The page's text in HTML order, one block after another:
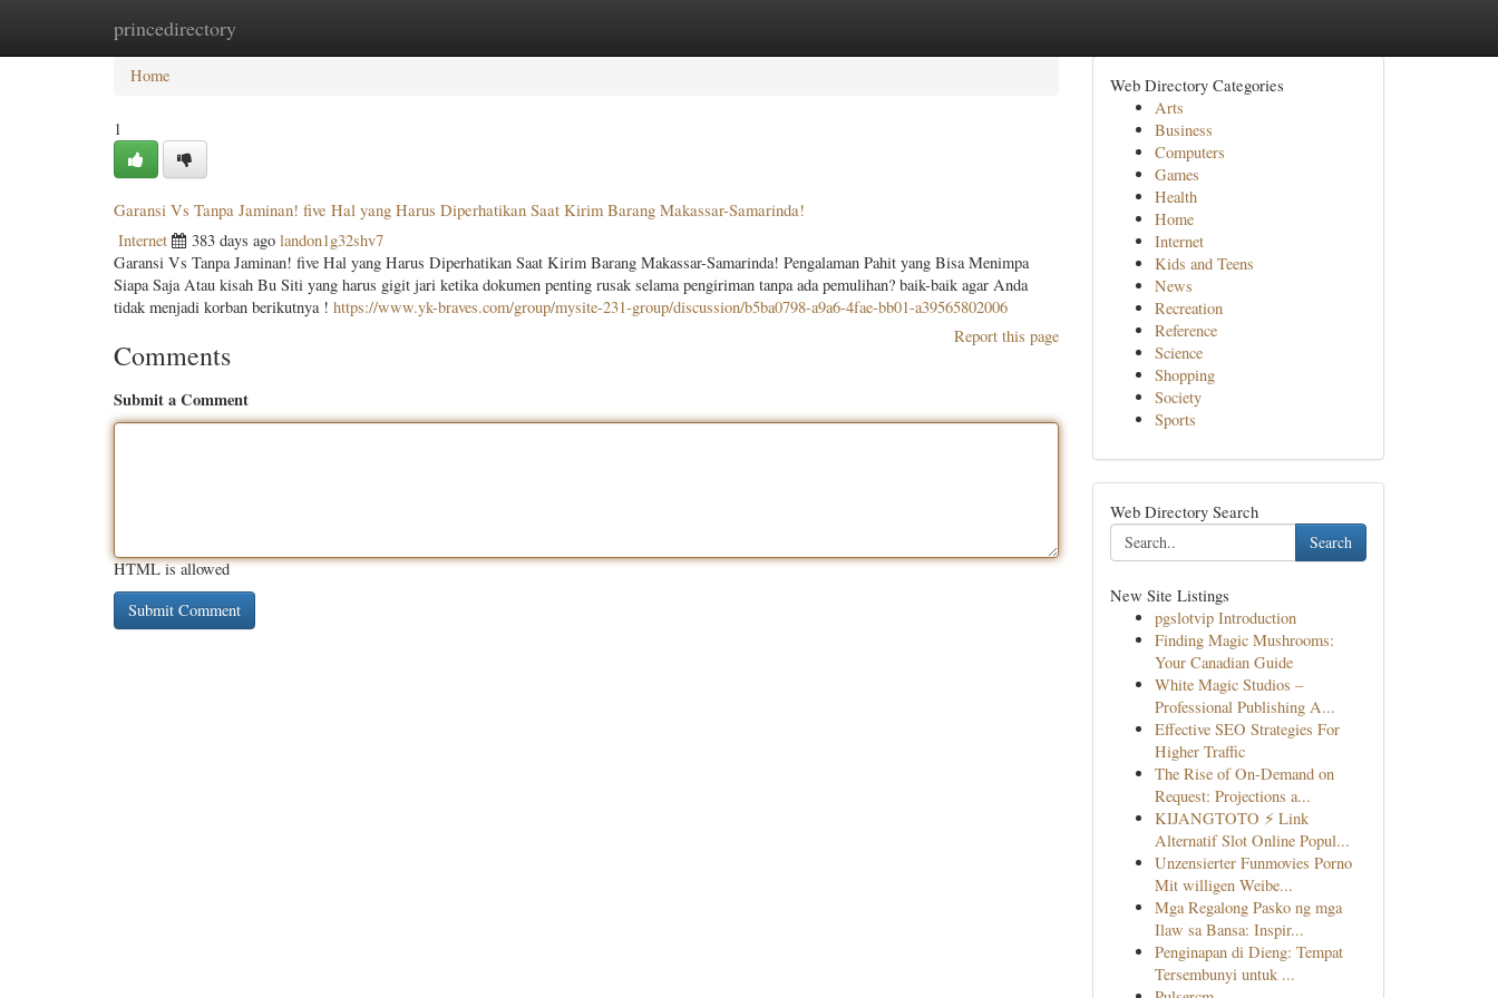
princedirectory
Home New Site Listings
Home
1
Garansi Vs Tanpa Jaminan! five Hal yang Harus Diperhatikan Saat Kirim Barang Makassar-Samarinda!
Internet 383 days ago landon1g32shv7
Garansi Vs Tanpa Jaminan! five Hal yang Harus Diperhatikan Saat Kirim Barang Makassar-Samarinda! Pengalaman Pahit yang Bisa Menimpa
Siapa Saja Atau kisah Bu Siti yang harus gigit jari ketika dokumen penting rusak selama pengiriman tanpa ada pemulihan? baik-baik agar Anda
tidak menjadi korban berikutnya ! https://www.yk-braves.com/group/mysite-231-group/discussion/b5ba0798-a9a6-4fae-bb01-a39565802006
Report this page
Comments
Submit a Comment
HTML is allowed
Web Directory Categories
Arts
Business
Computers
Games
Health
Home
Internet
Kids and Teens
News
Recreation
Reference
Science
Shopping
Society
Sports
Web Directory Search
Search
New Site Listings
pgslotvip Introduction
Finding Magic Mushrooms:
Your Canadian Guide
White Magic Studios –
Professional Publishing A...
Effective SEO Strategies For
Higher Traffic
The Rise of On-Demand on
Request: Projections a...
KIJANGTOTO ⚡ Link
Alternatif Slot Online Popul...
Unzensierter Funmovies Porno
Mit willigen Weibe...
Mga Regalong Pasko ng mga
Ilaw sa Bansa: Inspir...
Penginapan di Dieng: Tempat
Tersembunyi untuk ...